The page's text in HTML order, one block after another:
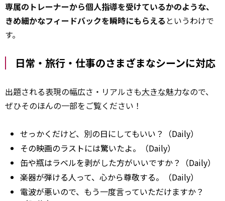
専属のトレーナーから個人指導を受けているかのような、
きめ細かなフィードバックを瞬時にもらえる というわけで
す。
日常・旅行・仕事のさまざまなシーンに対応
出題される表現の幅広さ・リアルさも大きな魅力なので、
ぜひそのほんの一部をご覧ください！
せっかくだけど、別の日にしてもいい？（Daily）
その映画のラストには驚いたよ。（Daily）
缶や瓶はラベルを剥がした方がいいですか？（Daily）
楽器が弾ける人って、心から尊敬する。（Daily）
電波が悪いので、もう一度言っていただけますか？